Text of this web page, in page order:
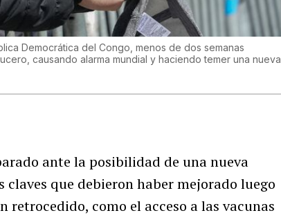
Democrática del Congo, menos de dos semanas
causando alarma mundial y haciendo temer una nueva
ante la posibilidad de una nueva
que debieron haber mejorado luego
retrocedido, como el acceso a las vacunas